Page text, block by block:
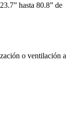
hasta 80.8” de
o ventilación a